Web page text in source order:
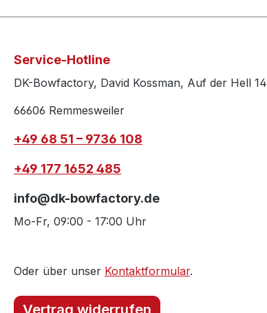
Service-Hotline
DK-Bowfactory, David Kossman, Auf der Hell 14
66606 Remmesweiler
+49 68 51 – 9736 108
+49 177 1652 485
info@dk-bowfactory.de
Mo-Fr, 09:00 - 17:00 Uhr
Oder über unser Kontaktformular.
Vertrag widerrufen